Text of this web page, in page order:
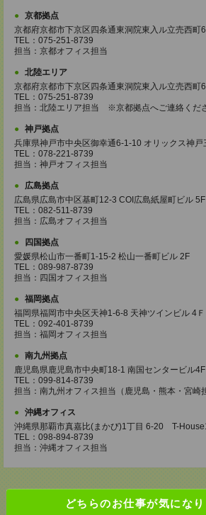
どちらのお仕事が気になり
京都拠点
京都府京都市下京区四条通東洞院東入ル立売西町
TEL：075-251-8739
担当：京都オフィス担当
北陸エリア
京都府京都市下京区四条通東洞院東入ル立売西町
TEL：075-251-8739
担当：北陸エリア担当 ※京都拠点へご連絡くだ
神戸拠点
兵庫県神戸市中央区御幸通6-1-10 オリックス神戸
TEL：078-221-8739
担当：神戸オフィス担当
広島拠点
広島県広島市中区基町12-3 COI広島紙屋町ビル 5F
TEL：082-511-8739
担当：広島オフィス担当
四国拠点
愛媛県松山市一番町1-15-2 松山一番町ビル 2F
TEL：089-987-8739
担当：四国オフィス担当
福岡拠点
福岡県福岡市中央区天神1-6-8 天神ツインビル 4Ｆ
TEL：092-401-8739
担当：福岡オフィス担当
南九州拠点
鹿児島県鹿児島市中央町18-1 南国センタービル4F
TEL：099-814-8739
担当：南九州オフィス担当（鹿児島・熊本・宮崎
沖縄オフィス
沖縄県那覇市真嘉比(まかび)1丁目 6-20 T-
TEL：098-894-8739
担当：沖縄オフィス担当